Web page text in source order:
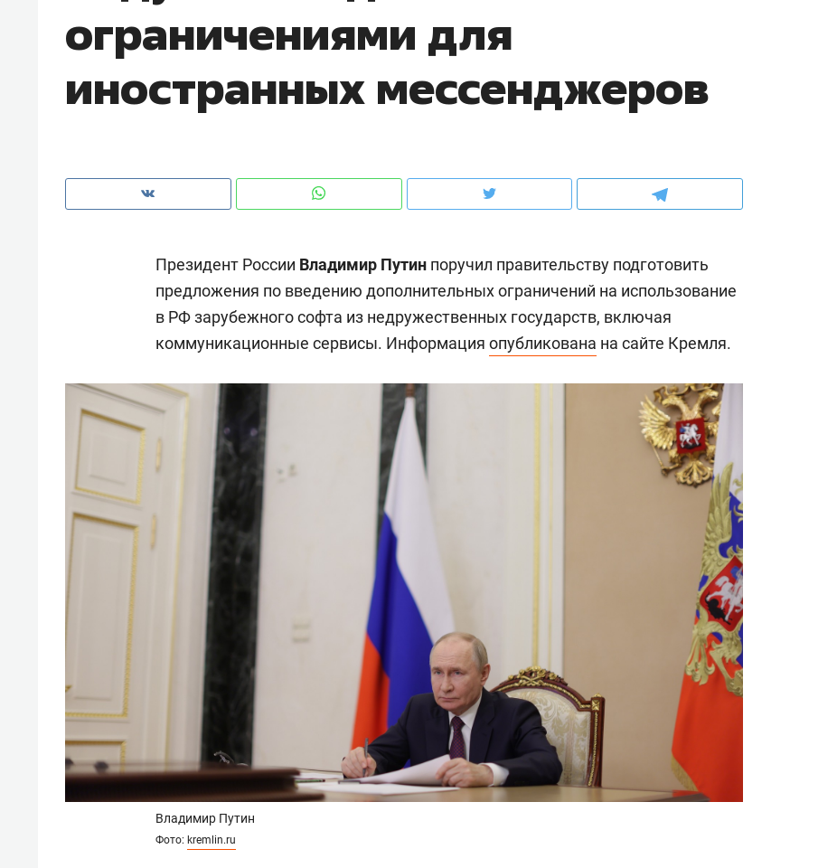
ограничениями для
иностранных мессенджеров
Президент России Владимир Путин поручил правительству подготовить
предложения по введению дополнительных ограничений на использование
в РФ зарубежного софта из недружественных государств, включая
коммуникационные сервисы. Информация опубликована на сайте Кремля.
Владимир Путин
Фото: kremlin.ru
чем интересен Оман?
клиентах и чудных запросах мастеров
Как ГК «МИР ГРУПП» и ВТБ
комфорта под Казанью
Рекомендуем
150 камер до квартиры и Face
безопасность в ЖК «Нова»
Опыт выживания в дикой
с ментальным и физическим
состоянием как основа
антихрупких команд